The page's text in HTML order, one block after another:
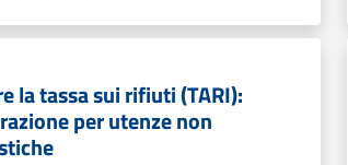
la tassa sui rifiuti (TARI):
per utenze non